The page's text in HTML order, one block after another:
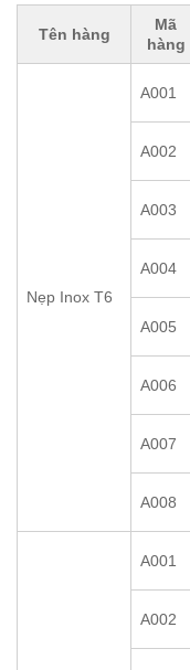
Tên hàng
Mã
hàng
Nẹp Inox T6
A001
A002
A003
A004
A005
A006
A007
A008
A001
A002